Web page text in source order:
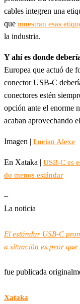
cables integren una
que muestran esas
la industria.
Y ahí es donde
Europea que actuó de
conector USB-C
conectores estén
opción ante el enorme
acaban aprovechando
Imagen | Lucian Alexe
En Xataka | USB-C es
do menos estándar
–
La noticia
El estándar USB-C
a situación es peor que
fue publicada
Xataka